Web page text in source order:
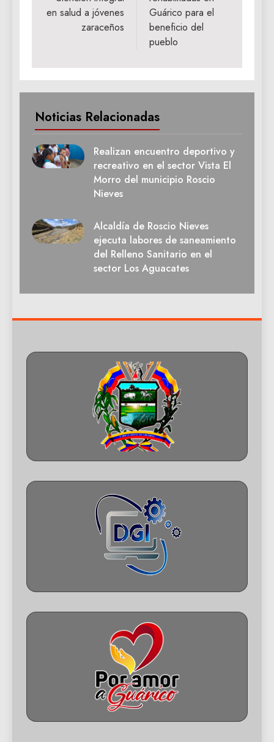
en salud a jóvenes
zaraceños
Guárico para el
beneficio del
pueblo
Noticias Relacionadas
Realizan encuentro deportivo y
recreativo en el sector Vista El
Morro del municipio Roscio
Nieves
Alcaldía de Roscio Nieves
ejecuta labores de saneamiento
del Relleno Sanitario en el
sector Los Aguacates